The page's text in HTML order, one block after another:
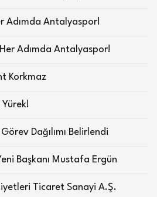
Adımda Antalyaspor!
Adımda Antalyaspor!
Korkmaz
Dağılımı Belirlendi
Başkanı Mustafa Ergün
Ticaret Sanayi A.Ş.